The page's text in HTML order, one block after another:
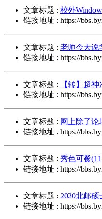
文章标题 : 校外
链接地址 : https://
文章标题 : 老师今天说
链接地址 : https://
文章标题 :
【转】超
链接地址 : https://
文章标题 : 网上除了论
链接地址 : https://
文章标题 : 秀色可餐
链接地址 : https://
文章标题 : 2020北邮硕
链接地址 : https://